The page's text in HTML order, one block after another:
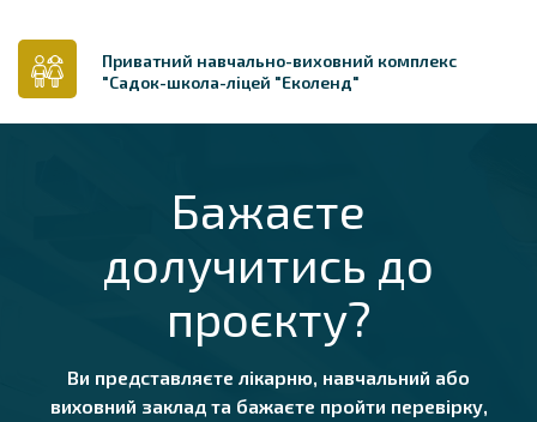
Приватний навчально-виховний комплекс
"Садок-школа-ліцей "Еколенд"
Бажаєте
долучитись до
проєкту?
Ви представляєте лікарню, навчальний або
виховний заклад та бажаєте пройти перевірку,